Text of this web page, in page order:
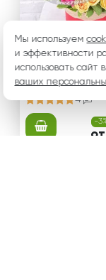
Любимой маме
ая коробка с
и кремовыми
и розами4
-
Мы используем
и эффективности
использовать
ваших